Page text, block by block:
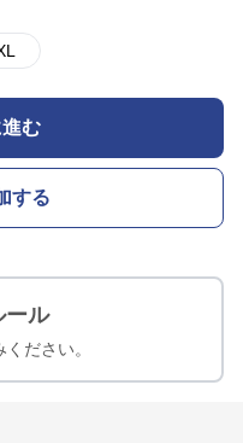
む
する
ール
ださい。